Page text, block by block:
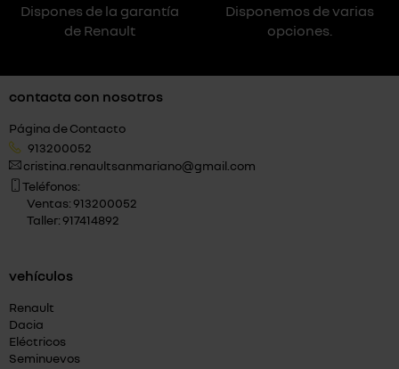
Dispones de la garantía
de Renault
Disponemos de varias
opciones.
contacta con nosotros
Página de Contacto
913200052
cristina.renaultsanmariano@gmail.com
Teléfonos:
Ventas: 913200052
Taller: 917414892
vehículos
Renault
Dacia
Eléctricos
Seminuevos